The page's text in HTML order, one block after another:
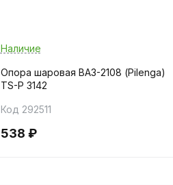
Наличие
Опора шаровая ВАЗ-2108 (Pilenga)
TS-P 3142
Код 292511
538 ₽